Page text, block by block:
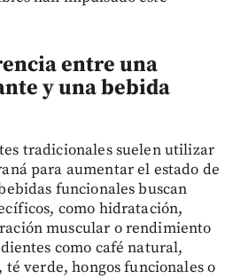
entre una
y una bebida
tradicionales suelen utilizar
para aumentar el estado de
funcionales buscan
como hidratación,
muscular o rendimiento
como café natural,
verde, hongos funcionales o